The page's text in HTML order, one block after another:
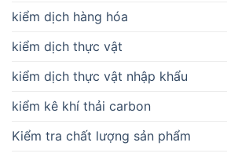
kiểm dịch hàng hóa
kiểm dịch thực vật
kiểm dịch thực vật nhập khẩu
kiểm kê khí thải carbon
Kiểm tra chất lượng sản phẩm